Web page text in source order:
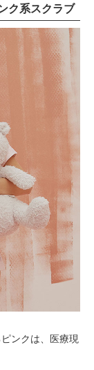
ク系スクラブ
ンクは、医療現